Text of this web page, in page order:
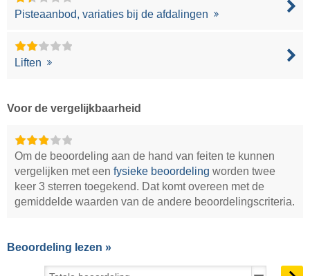
Pisteaanbod, variaties bij de afdalingen
Liften
Voor de vergelijkbaarheid
Om de beoordeling aan de hand van feiten te kunnen
vergelijken met eenfysieke beoordeling worden twee
keer 3 sterren toegekend. Dat komt overeen met de
gemiddelde waarden van de andere beoordelingscriteria.
Beoordeling lezen »